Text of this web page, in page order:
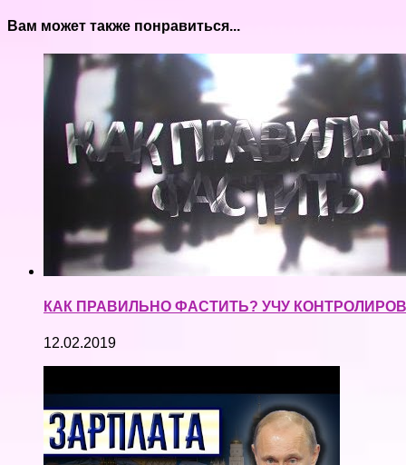
Вам может также понравиться...
КАК ПРАВИЛЬНО ФАСТИТЬ? УЧУ
12.02.2019